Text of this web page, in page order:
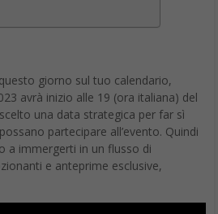
giorno sul tuo calendario,
avrà inizio alle 19 (ora italiana) del
una data strategica per far sì
partecipare all’evento. Quindi
a immergerti in un flusso di
e anteprime esclusive,